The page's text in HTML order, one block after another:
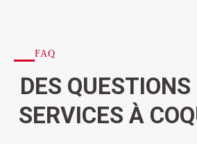
FAQ
DES
SERVICES À